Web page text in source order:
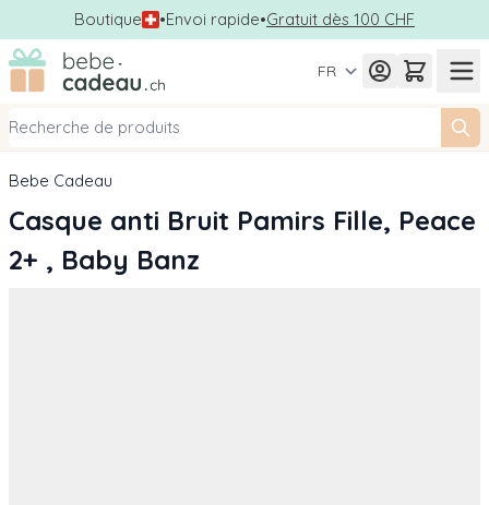
Boutique •Envoi rapide•Gratuit dès 100 CHF
Allez au contenu
FR
Bebe Cadeau
Casque anti Bruit Pamirs Fille, Peace
2+ , Baby Banz